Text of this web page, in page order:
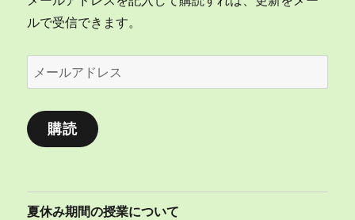
ルで受信できます。
ー
ル
ア
購読
夏休み期間の授業について